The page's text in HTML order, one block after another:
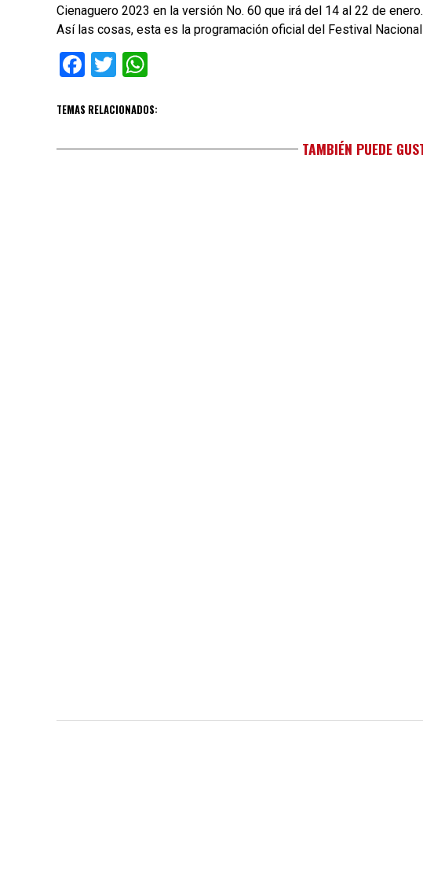
Cienaguero 2023 en la versión No. 60 que irá del 14 al 22 de enero.
Así las cosas, esta es la programación oficial del Festival
Facebook
Twitter
TEMAS RELACIONADOS:
TAMBIÉN PUEDE